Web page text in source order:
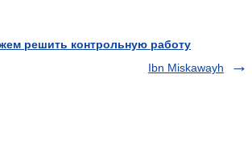
решить контрольную работу
Ibn Miskawayh